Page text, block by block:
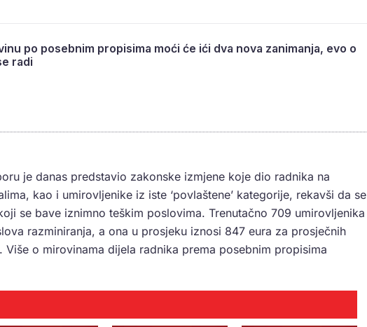
po posebnim propisima moći će ići dva nova zanimanja, evo o
radi
je danas predstavio zakonske izmjene koje dio radnika na
kao i umirovljenike iz iste ‘povlaštene’ kategorije, rekavši da se
se bave iznimno teškim poslovima. Trenutačno 709 umirovljenika
razminiranja, a ona u prosjeku iznosi 847 eura za prosječnih
Više o mirovinama dijela radnika prema posebnim propisima